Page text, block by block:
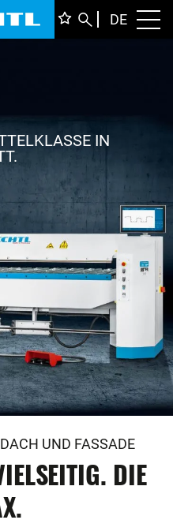
DE
IN
UND FASSADE
DIE